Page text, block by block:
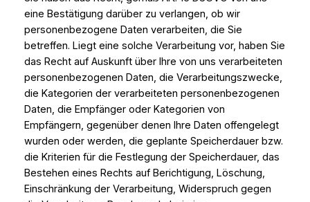
eine Bestätigung darüber zu verlangen, ob wir
personenbezogene Daten verarbeiten, die Sie
betreffen. Liegt eine solche Verarbeitung vor, haben Sie
das Recht auf Auskunft über Ihre von uns verarbeiteten
personenbezogenen Daten, die Verarbeitungszwecke,
die Kategorien der verarbeiteten personenbezogenen
Daten, die Empfänger oder Kategorien von
Empfängern, gegenüber denen Ihre Daten offengelegt
wurden oder werden, die geplante Speicherdauer bzw.
die Kriterien für die Festlegung der Speicherdauer, das
Bestehen eines Rechts auf Berichtigung, Löschung,
Einschränkung der Verarbeitung, Widerspruch gegen